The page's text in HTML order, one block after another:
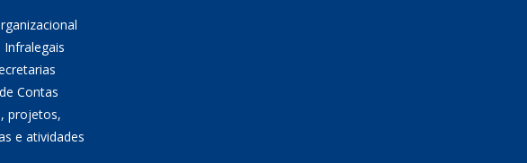
Infralegais
Contas
projetos,
e atividades